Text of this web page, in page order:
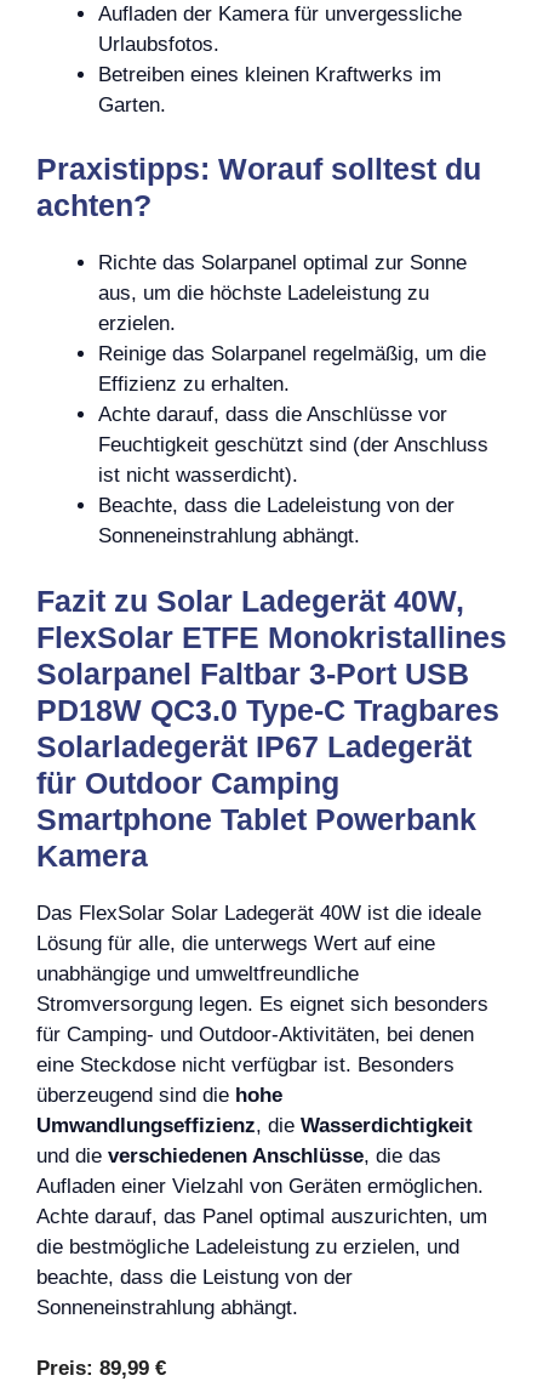
Aufladen der Kamera für unvergessliche
Urlaubsfotos.
Betreiben eines kleinen Kraftwerks im
Garten.
Praxistipps: Worauf solltest du
achten?
Richte das Solarpanel optimal zur Sonne
aus, um die höchste Ladeleistung zu
erzielen.
Reinige das Solarpanel regelmäßig, um die
Effizienz zu erhalten.
Achte darauf, dass die Anschlüsse vor
Feuchtigkeit geschützt sind (der Anschluss
ist nicht wasserdicht).
Beachte, dass die Ladeleistung von der
Sonneneinstrahlung abhängt.
Fazit zu Solar Ladegerät 40W,
FlexSolar ETFE Monokristallines
Solarpanel Faltbar 3-Port USB
PD18W QC3.0 Type-C Tragbares
Solarladegerät IP67 Ladegerät
für Outdoor Camping
Smartphone Tablet Powerbank
Kamera
Das FlexSolar Solar Ladegerät 40W ist die ideale
Lösung für alle, die unterwegs Wert auf eine
unabhängige und umweltfreundliche
Stromversorgung legen. Es eignet sich besonders
für Camping- und Outdoor-Aktivitäten, bei denen
eine Steckdose nicht verfügbar ist. Besonders
überzeugend sind die hohe
Umwandlungseffizienz, die Wasserdichtigkeit
und die verschiedenen Anschlüsse, die das
Aufladen einer Vielzahl von Geräten ermöglichen.
Achte darauf, das Panel optimal auszurichten, um
die bestmögliche Ladeleistung zu erzielen, und
beachte, dass die Leistung von der
Sonneneinstrahlung abhängt.
Preis: 89,99 €